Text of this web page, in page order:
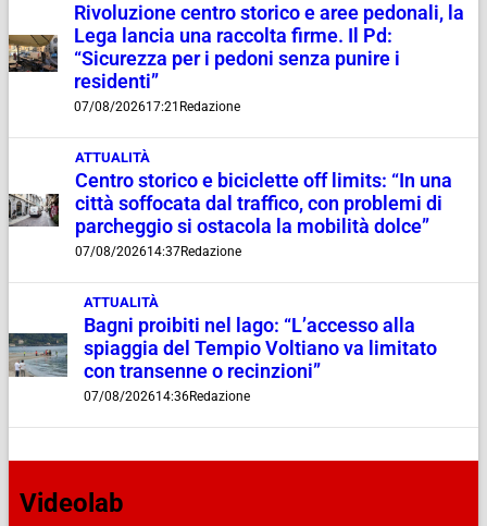
Rivoluzione centro storico e aree pedonali, la
Lega lancia una raccolta firme. Il Pd:
“Sicurezza per i pedoni senza punire i
residenti”
07/08/202617:21 Redazione
ATTUALITÀ
Centro storico e biciclette off limits: “In una
città soffocata dal traffico, con problemi di
parcheggio si ostacola la mobilità dolce”
07/08/202614:37Redazione
ATTUALITÀ
Bagni proibiti nel lago: “L’accesso alla
spiaggia del Tempio Voltiano va limitato
con transenne o recinzioni”
07/08/202614:36Redazione
Videolab